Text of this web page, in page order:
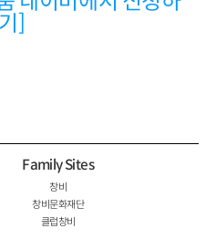
기]
Family Sites
창비
창비문화재단
클럽창비